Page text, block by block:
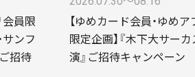
会員限
サンフ
招待
【ゆめカード会員・ゆめ
限定企画】『木下大サー
演』ご招待キャンペーン